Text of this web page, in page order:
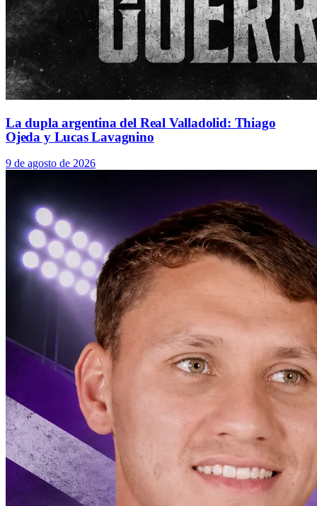
La dupla argentina del Real Valladolid: Thiago
Ojeda y Lucas Lavagnino
9 de agosto de 2026